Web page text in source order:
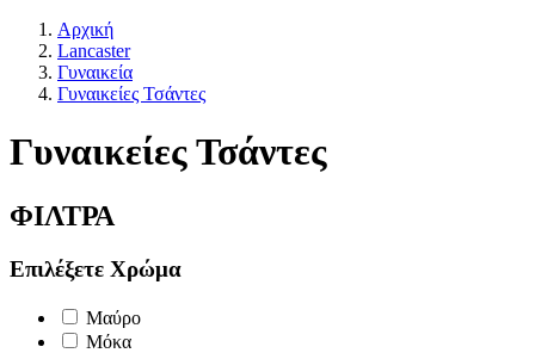
Αρχική
Lancaster
Γυναικεία
Γυναικείες Τσάντες
Γυναικείες Τσάντες
ΦΙΛΤΡΑ
Επιλέξετε Χρώμα
Μαύρο
Μόκα